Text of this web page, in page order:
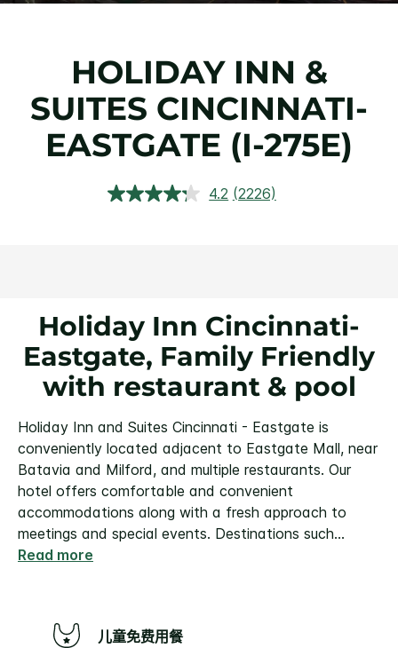
HOLIDAY INN &
SUITES CINCINNATI-
EASTGATE (I-275E)
4.2 阅
面
链
接。
(2226)
Holiday Inn Cincinnati-
Eastgate, Family Friendly
with restaurant & pool
Holiday Inn and Suites Cincinnati - Eastgate is
conveniently located adjacent to Eastgate Mall, near
Batavia and Milford, and multiple restaurants. Our
hotel offers comfortable and convenient
accommodations along with a fresh approach to
meetings and special events. Destinations such...
Read more
儿童免费用餐